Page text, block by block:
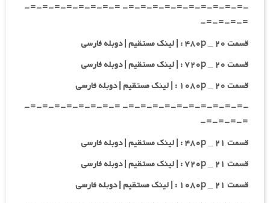
-=-=-=-=-=-=-=-=-=-=- =-=-=-=-=-=-=-=-
=-=-=-=-
قسمت ۲۰ _ ۴۸۰p : | لینک مستقیم | دوبله فارسی
قسمت ۲۰ _ ۷۲۰p : | لینک مستقیم | دوبله فارسی
قسمت ۲۰ _ ۱۰۸۰p : | لینک مستقیم | دوبله فارسی
-=-=-=-=-=-=-=-=-=-=- =-=-=-=-=-=-=-=-
=-=-=-=-
قسمت ۲۱ _ ۴۸۰p : | لینک مستقیم | دوبله فارسی
قسمت ۲۱ _ ۷۲۰p : | لینک مستقیم | دوبله فارسی
قسمت ۲۱ _ ۱۰۸۰p : | لینک مستقیم | دوبله فارسی